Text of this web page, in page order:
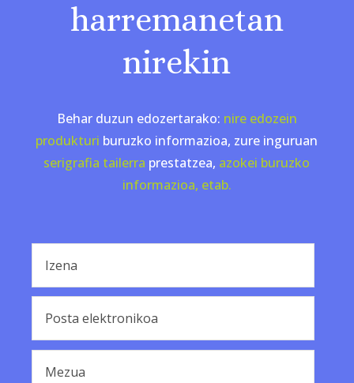
harremanetan
nirekin
Behar duzun edozertarako: nire edozein
produkturi buruzko informazioa, zure inguruan
serigrafia tailerra prestatzea, azokei buruzko
informazioa, etab.